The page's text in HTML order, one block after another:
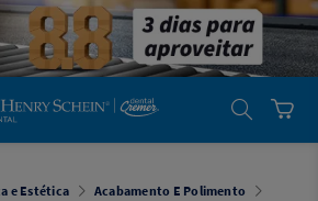
e Estética
Acabamento E Polimento